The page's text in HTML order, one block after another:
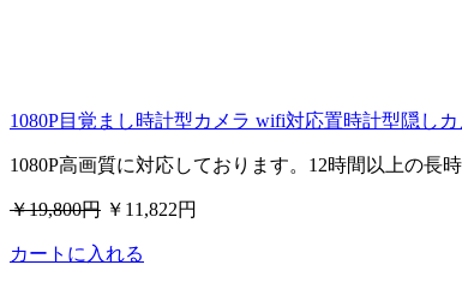
1080P目覚まし時計型カメラ wifi対応置時計型隠しカ
1080P高画質に対応しております。12時間以上の長
￥19,800円 ￥11,822円
カートに入れる